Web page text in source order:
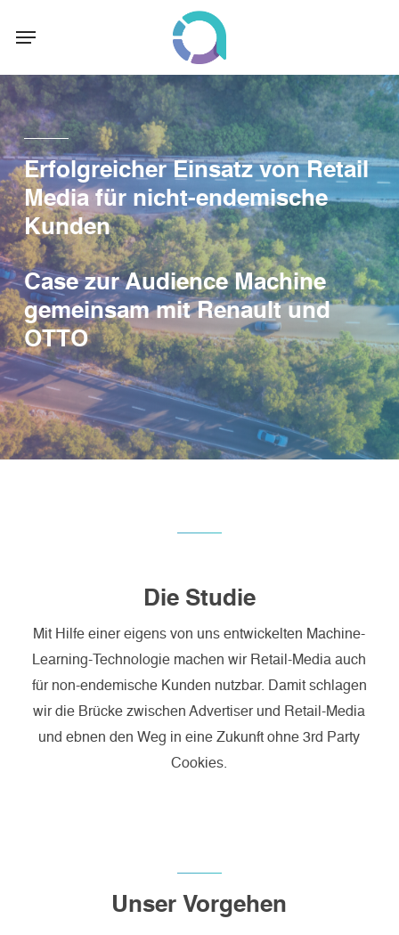
content
Menu
Erfolgreicher Einsatz von Retail
Media für nicht-endemische
Kunden
Case zur Audience Machine
gemeinsam mit Renault und
OTTO
Die Studie
Mit Hilfe einer eigens von uns entwickelten Machine-
Learning-Technologie machen wir Retail-Media auch
für non-endemische Kunden nutzbar. Damit schlagen
wir die Brücke zwischen Advertiser und Retail-Media
und ebnen den Weg in eine Zukunft ohne 3rd Party
Cookies.
Unser Vorgehen